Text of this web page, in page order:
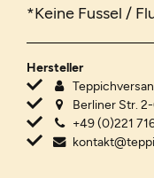
*Keine Fussel /
Hersteller
Berliner Str.
+49 (0)221